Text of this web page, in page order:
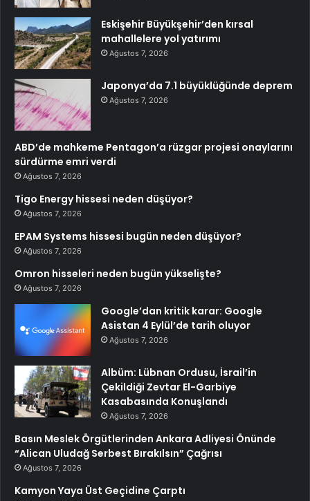
Eskişehir Büyükşehir’den kırsal
mahallelere yol yatırımı
Ağustos 7, 2026
Japonya’da 7.1 büyüklüğünde deprem
Ağustos 7, 2026
ABD’de mahkeme Pentagon’a rüzgar projesi onaylarını
sürdürme emri verdi
Ağustos 7, 2026
Tigo Energy hissesi neden düşüyor?
Ağustos 7, 2026
EPAM Systems hissesi bugün neden düşüyor?
Ağustos 7, 2026
Omron hisseleri neden bugün yükselişte?
Ağustos 7, 2026
Google’dan kritik karar: Google
Asistan 4 Eylül’de tarih oluyor
Ağustos 7, 2026
Albüm: Lübnan Ordusu, İsrail’in
Çekildiği Zevtar El-Garbiye
Kasabasında Konuşlandı
Ağustos 7, 2026
Basın Meslek Örgütlerinden Ankara Adliyesi Önünde
“Alican Uludağ Serbest Bırakılsın” Çağrısı
Ağustos 7, 2026
Kamyon Yaya Üst Geçidine Çarptı